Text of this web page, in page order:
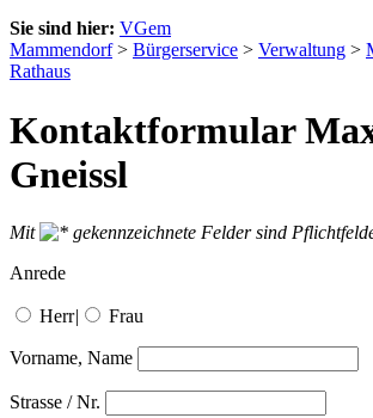
Sie sind hier: VGem
Mammendorf> Bürgerservice > Verwaltung >
Rathaus
Kontaktformular
Gneissl
Mit
gekennzeichnete Felder sind
Anrede
Herr| Frau
Vorname, Name
Strasse / Nr.